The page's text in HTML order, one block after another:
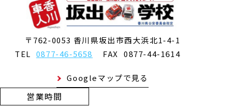
〒762-0053 香川県坂出市西大浜北1-4-1
TEL 0877-46-5658 FAX 0877-44-1614
Googleマップで見る
営業時間